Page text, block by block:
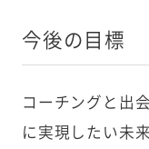
今後の目標
コーチングと出
に実現したい未